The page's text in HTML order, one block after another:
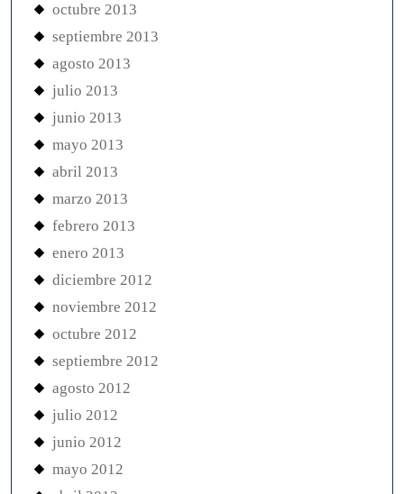
octubre 2013
septiembre 2013
agosto 2013
julio 2013
junio 2013
mayo 2013
abril 2013
marzo 2013
febrero 2013
enero 2013
diciembre 2012
noviembre 2012
octubre 2012
septiembre 2012
agosto 2012
julio 2012
junio 2012
mayo 2012